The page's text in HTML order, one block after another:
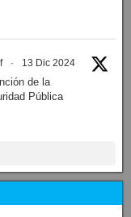
· 13 Dic 2024
de la
Pública